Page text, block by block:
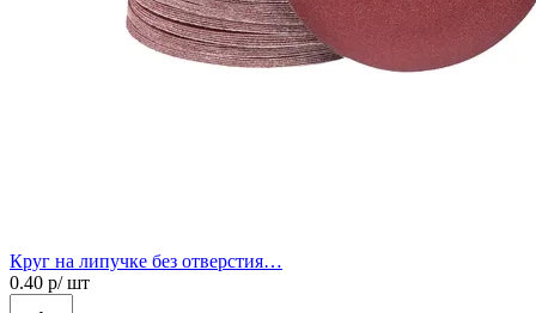
Круг на липучке без отверстия…
0.40 р/ шт